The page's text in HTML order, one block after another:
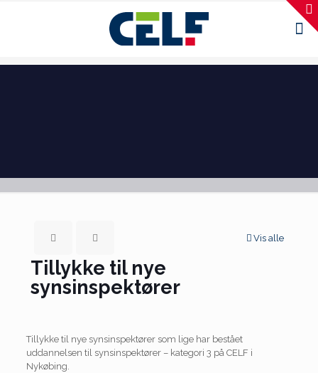
Vis alle
Tillykke til nye
synsinspektører
Tillykke til nye synsinspektører som lige har bestået
uddannelsen til synsinspektører – kategori 3 på CELF i
Nykøbing.